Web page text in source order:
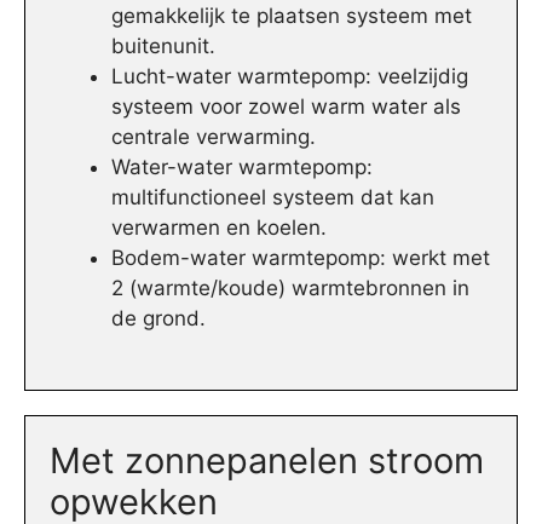
gemakkelijk te plaatsen systeem met
buitenunit.
Lucht-water warmtepomp: veelzijdig
systeem voor zowel warm water als
centrale verwarming.
Water-water warmtepomp:
multifunctioneel systeem dat kan
verwarmen en koelen.
Bodem-water warmtepomp: werkt met
2 (warmte/koude) warmtebronnen in
de grond.
Met zonnepanelen stroom
opwekken